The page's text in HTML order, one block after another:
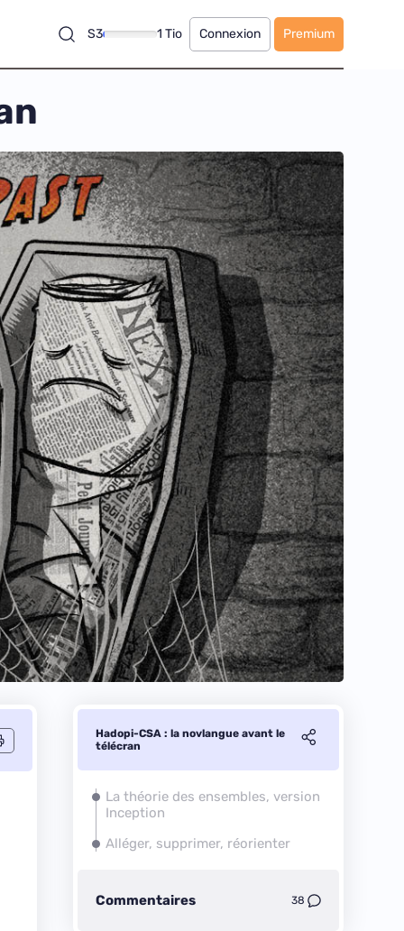
S3 1 Tio Connexion Premium
Hadopi-CSA : la novlangue avant le
télécran
La théorie des ensembles, version
Inception
Alléger, supprimer, réorienter
Commentaires 38